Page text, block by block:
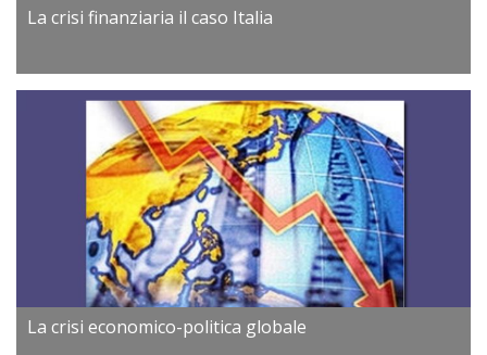
La crisi finanziaria il caso Italia
La crisi economico-politica globale